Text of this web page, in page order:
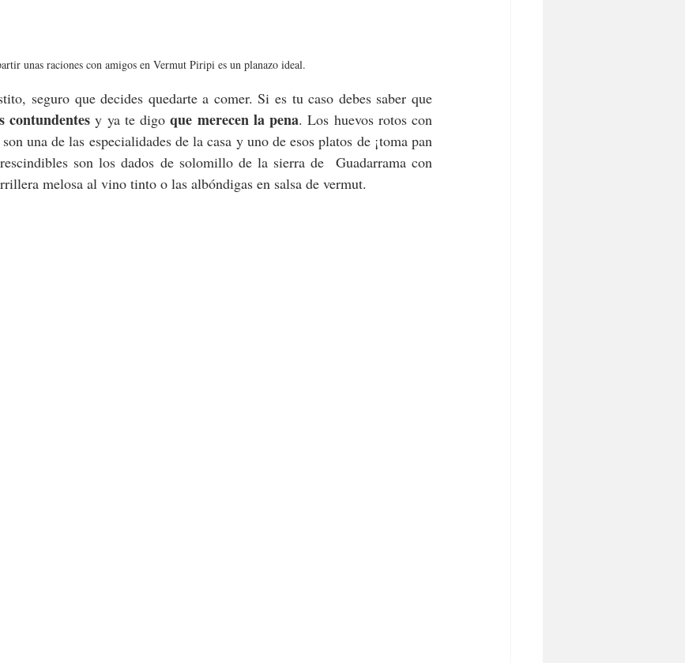
unas raciones con amigos en Vermut Piripi es un planazo ideal.
contundentes y ya te digo que merecen la pena. Los huevos rotos con
una de las especialidades de la casa y uno de esos platos de ¡toma pan
son los dados de solomillo de la sierra de  Guadarrama con
melosa al vino tinto o las albóndigas en salsa de vermut.